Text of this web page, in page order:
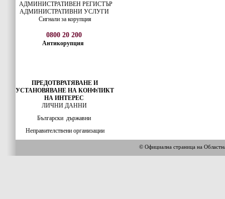
АДМИНИСТРАТИВЕН РЕГИСТЪР
АДМИНИСТРАТИВНИ УСЛУГИ
Сигнали за корупция
0800 20 200
Антикорупция
ПРЕДОТВРАТЯВАНЕ И
УСТАНОВЯВАНЕ НА КОНФЛИКТ
НА ИНТЕРЕС
ЛИЧНИ ДАННИ
Български държавни
Неправителствени организации
© Официална страница на